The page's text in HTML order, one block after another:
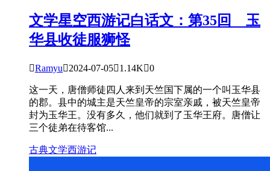
文学星空西游记白话文：第35回 玉
华县收徒服狮怪
Ramyu2024-07-051.14K0
这一天，唐僧师徒四人来到天竺国下属的一个叫玉华县
的郡。县中的城主是天竺皇帝的宗室亲戚，被天竺皇帝
封为玉华王。没有多久，他们就到了玉华王府。唐僧让
三个徒弟在待客馆...
古典文学西游记